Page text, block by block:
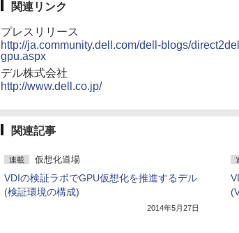
関連リンク
プレスリリース
http://ja.community.dell.com/dell-blogs/
gpu.aspx
デル株式会社
http://www.dell.co.jp/
関連記事
連載 仮想化道場
VDIの検証ラボでGPU仮想化を推進するデル
(検証環境の構成)
2014年5月27日